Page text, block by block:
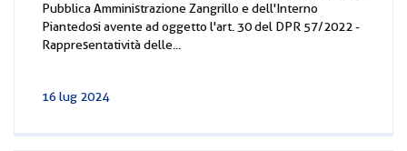
Pubblica Amministrazione Zangrillo e dell'Interno
Piantedosi avente ad oggetto l'art. 30 del DPR 57/2022 -
Rappresentatività delle...
16 lug 2024